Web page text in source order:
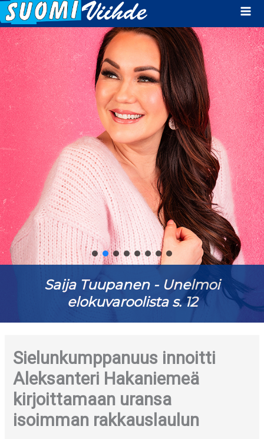
Saija Tuupanen - Unelmoi
elokuvaroolista s. 12
Sielunkumppanuus innoitti
Aleksanteri Hakaniemeä
kirjoittamaan uransa
isoimman rakkauslaulun